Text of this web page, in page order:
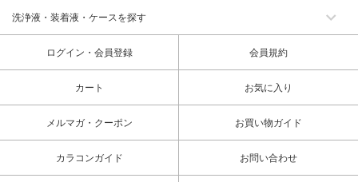
洗浄液・装着液・ケースを探す
ログイン・会員登録 会員規約
カート お気に入り
メルマガ・クーポン お買い物ガイド
カラコンガイド お問い合わせ